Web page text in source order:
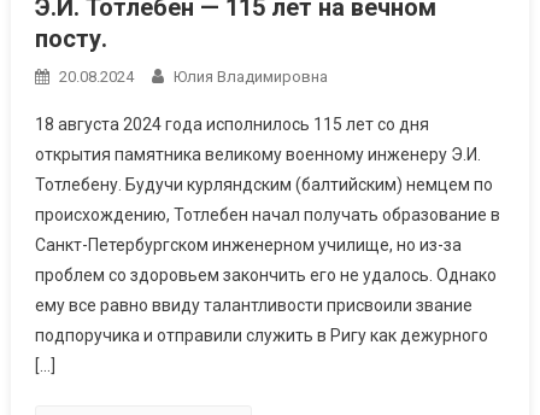
Э.И. Тотлебен — 115 лет на вечном
посту.
20.08.2024 Юлия Владимировна
18 августа 2024 года исполнилось 115 лет со дня
открытия памятника великому военному инженеру Э.И.
Тотлебену. Будучи курляндским (балтийским) немцем по
происхождению, Тотлебен начал получать образование в
Санкт-Петербургском инженерном училище, но из-за
проблем со здоровьем закончить его не удалось. Однако
ему все равно ввиду талантливости присвоили звание
подпоручика и отправили служить в Ригу как дежурного
[…]